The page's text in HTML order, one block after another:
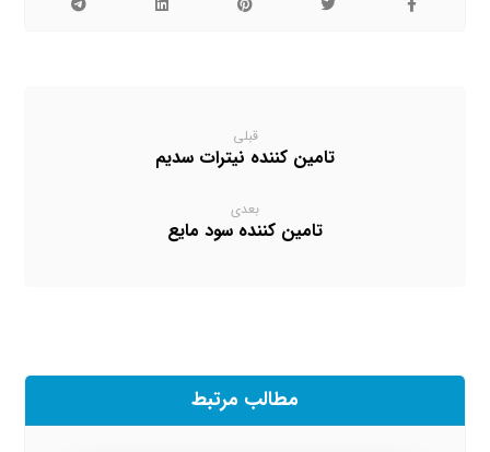
قبلی
تامین کننده نیترات سدیم
بعدی
تامین کننده سود مایع
مطالب مرتبط